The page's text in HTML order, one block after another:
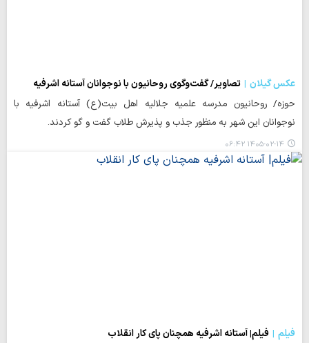
عکس گیلان
تصاویر/ گفت‌وگوی روحانیون با نوجوانان آستانه اشرفیه
حوزه/ روحانیون مدرسه علمیه جلالیه اهل بیت(ع) آستانه اشرفیه با
نوجوانان این شهر به منظور جذب و پذیرش طلاب گفت و گو کردند.
۱۴۰۵-۰۲-۱۴ ۰۶:۴۲
فیلم
فیلم| آستانه اشرفیه همچنان پای کار انقلاب